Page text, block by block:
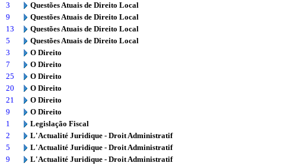
3
Questões Atuais de Direito Local
9
Questões Atuais de Direito Local
13
Questões Atuais de Direito Local
5
Questões Atuais de Direito Local
3
O Direito
7
O Direito
25
O Direito
20
O Direito
21
O Direito
9
O Direito
1
Legislação Fiscal
2
L'Actualité Juridique - Droit Administratif
5
L'Actualité Juridique - Droit Administratif
9
L'Actualité Juridique - Droit Administratif